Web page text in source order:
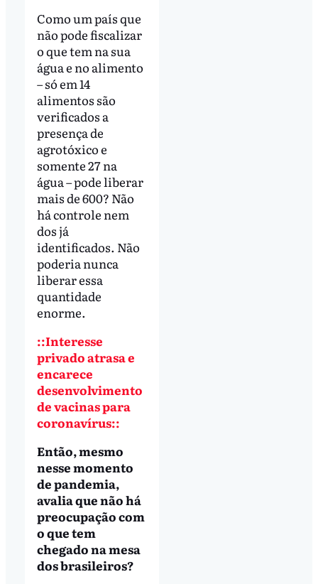
Como um país que
não pode fiscalizar
o que tem na sua
água e no alimento
– só em 14
alimentos são
verificados a
presença de
agrotóxico e
somente 27 na
água – pode liberar
mais de 600? Não
há controle nem
dos já
identificados. Não
poderia nunca
liberar essa
quantidade
enorme.
::Interesse
privado atrasa e
encarece
desenvolvimento
de vacinas para
coronavírus::
Então, mesmo
nesse momento
de pandemia,
avalia que não há
preocupação com
o que tem
chegado na mesa
dos brasileiros?